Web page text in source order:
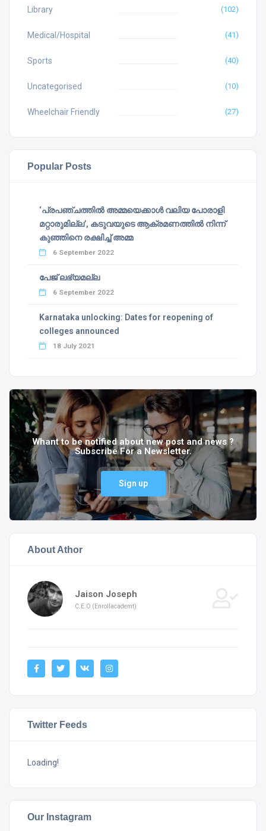
Library (102)
Medical/Hospital (41)
Sports (40)
Uncategorised (10)
Wheelchair Friendly (27)
Popular Posts
‘പ്രപഞ്ചത്തില്‍ അമ്മയെക്കാള്‍ വലിയ പോരാളി
മറ്റാരുമില്ല’, കടുവയുടെ ആക്രമണത്തില്‍ നിന്ന്
കുഞ്ഞിനെ രക്ഷിച്ച് അമ്മ
6 September 2022
പേജ് ലഭ്യമല്ല
6 September 2022
Karnataka unlocking: Dates for reopening of
colleges announced
18 July 2021
Whant to be notified about new post and news ?
Subscribe For a Newsletter.
Sign up
About Athor
Jaison Joseph
C.E.O (Enrollacademt)
Twitter Feeds
Loading!
Our Instagram